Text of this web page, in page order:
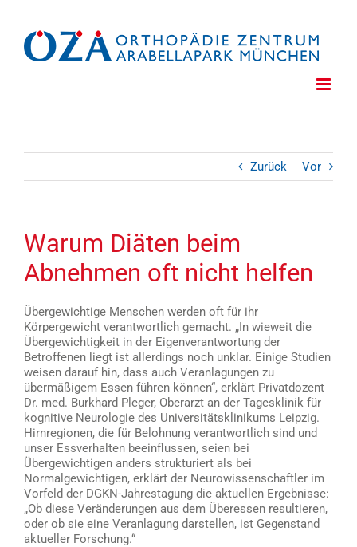
springen
Zurück Vor
Warum Diäten beim
Abnehmen oft nicht helfen
Übergewichtige Menschen werden oft für ihr
Körpergewicht verantwortlich gemacht. „In wieweit die
Übergewichtigkeit in der Eigenverantwortung der
Betroffenen liegt ist allerdings noch unklar. Einige Studien
weisen darauf hin, dass auch Veranlagungen zu
übermäßigem Essen führen können“, erklärt Privatdozent
Dr. med. Burkhard Pleger, Oberarzt an der Tagesklinik für
kognitive Neurologie des Universitätsklinikums Leipzig.
Hirnregionen, die für Belohnung verantwortlich sind und
unser Essverhalten beeinflussen, seien bei
Übergewichtigen anders strukturiert als bei
Normalgewichtigen, erklärt der Neurowissenschaftler im
Vorfeld der DGKN-Jahrestagung die aktuellen Ergebnisse:
„Ob diese Veränderungen aus dem Überessen resultieren,
oder ob sie eine Veranlagung darstellen, ist Gegenstand
aktueller Forschung.“